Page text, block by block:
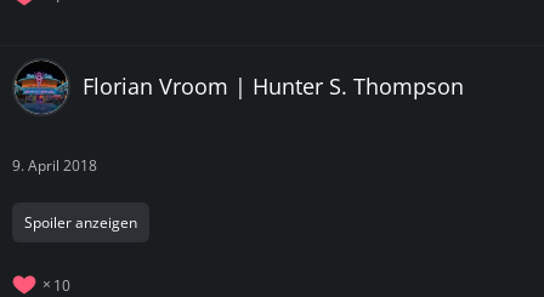
Florian Vroom | Hunter S. Thompson
9. April 2018
Spoiler anzeigen
10